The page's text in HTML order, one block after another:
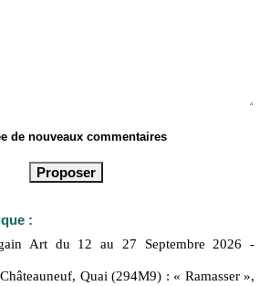
de nouveaux commentaires
:
Art du 12 au 27 Septembre 2026
-
Quai (294M9) : « Ramasser »,